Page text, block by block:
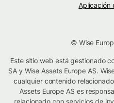
Aplicación
© Wise
Este sitio web está gestionado
SA y Wise Assets Europe AS.
cualquier contenido
Assets Europe AS es
relacionado con servicios de